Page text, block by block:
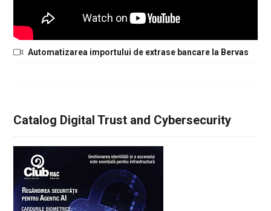
Automatizarea importului de extrase bancare la Bervas
Catalog Digital Trust and Cybersecurity